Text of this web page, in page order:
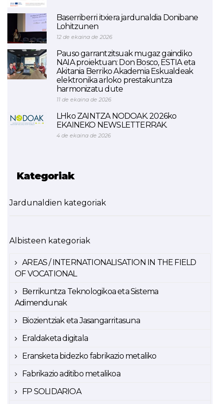
Baserriberri itxiera jardunaldia Donibane
Lohitzunen
12 de ekaina de 2026
Pauso garrantzitsuak mugaz gaindiko
NAIA proiektuan: Don Bosco, ESTIA eta
Akitania Berriko Akademia Eskualdeak
elektronika arloko prestakuntza
harmonizatu dute
11 de ekaina de 2026
LHko ZAINTZA NODOAK. 2026ko
EKAINEKO NEWSLETTERRAK.
4 de ekaina de 2026
Kategoriak
Jardunaldien kategoriak
Albisteen kategoriak
AREAS / INTERNATIONALISATION IN THE FIELD
OF VOCATIONAL
Berrikuntza Teknologikoa eta Sistema
Adimendunak
Biozientziak eta Jasangarritasuna
Eraldaketa digitala
Eransketa bidezko fabrikazio metaliko
Fabrikazio aditibo metalikoa
FP SOLIDARIOA